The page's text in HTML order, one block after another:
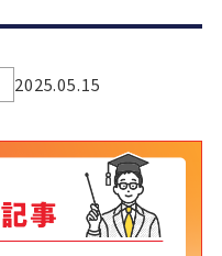
2025.05.15